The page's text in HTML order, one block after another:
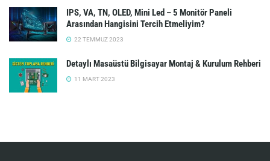
IPS, VA, TN, OLED, Mini Led – 5 Monitör Paneli
Arasından Hangisini Tercih Etmeliyim?
22 TEMMUZ 2023
Detaylı Masaüstü Bilgisayar Montaj & Kurulum Rehberi
11 MART 2023